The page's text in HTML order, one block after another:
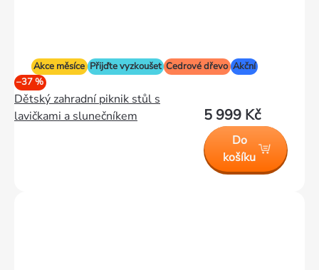
Akce měsíce Přijďte vyzkoušet Cedrové dřevo Akční
–37 %
Dětský zahradní piknik stůl s
lavičkami a slunečníkem
5 999 Kč
Do
košíku